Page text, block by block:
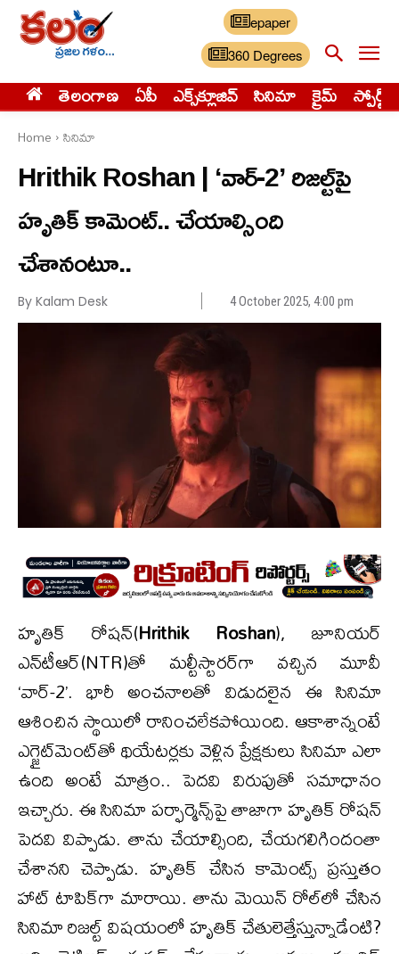
epaper
360 Degrees
తెలంగాణ ఏపీ ఎక్స్‌క్లూజివ్‌ సినిమా క్రైమ్ స్పోర్ట్స్
Home సినిమా
Hrithik Roshan | ‘వార్-2’ రిజల్ట్‌పై
హృతిక్ కామెంట్.. చేయాల్సింది
చేశానంటూ..
By Kalam Desk 4 October 2025, 4:00 pm
హృతిక్ రోషన్(Hrithik Roshan), జూనియర్
ఎన్‌టీఆర్‌(NTR)తో మల్టీస్టారర్‌గా వచ్చిన మూవీ
‘వార్-2’. భారీ అంచనాలతో విడుదలైన ఈ సినిమా
ఆశించిన స్థాయిలో రానించలేకపోయింది. ఆకాశాన్నంటే
ఎగ్జైట్‌మెంట్‌తో థియేటర్లకు వెళ్లిన ప్రేక్షకులు సినిమా ఎలా
ఉంది అంటే మాత్రం.. పెదవి విరుపుతో సమాధానం
ఇచ్చారు. ఈ సినిమా పర్ఫార్మెన్స్‌పై తాజాగా హృతిక్ రోషన్
పెదవి విప్పాడు. తాను చేయాల్సింది, చేయగలిగిందంతా
చేశానని చెప్పాడు. హృతిక్ చేసిన కామెంట్స్ ప్రస్తుతం
హాట్ టాపిక్‌గా మారాయి. తాను మెయిన్ రోల్‌లో చేసిన
సినిమా రిజల్ట్ విషయంలో హృతిక్ చేతులెత్తేస్తున్నాడేంటి?